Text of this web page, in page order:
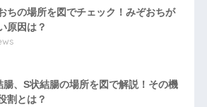
ちの場所を図でチェック！みぞおちが
原因は？
腸、S状結腸の場所を図で解説！その機
割とは？